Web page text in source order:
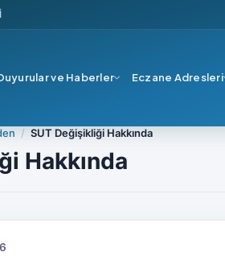
ve Haberler Eczane Adresleri
SUT Değişikliği Hakkında
Hakkında